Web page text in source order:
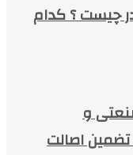
چیست ؟ کدام
و
اصالت